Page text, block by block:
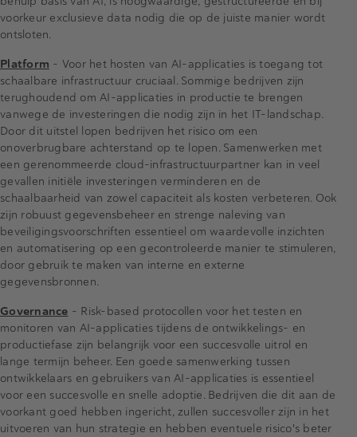
voorkeur exclusieve data nodig die op de juiste manier wordt
ontsloten.
Platform – Voor het hosten van AI-applicaties is toegang tot
schaalbare infrastructuur cruciaal. Sommige bedrijven zijn
terughoudend om AI-applicaties in productie te brengen
vanwege de investeringen die nodig zijn in het IT-landschap.
Door dit uitstel lopen bedrijven het risico om een
onoverbrugbare achterstand op te lopen. Samenwerken met
een gerenommeerde cloud-infrastructuurpartner kan in veel
gevallen initiële investeringen verminderen en de
schaalbaarheid van zowel capaciteit als kosten verbeteren. Ook
zijn robuust gegevensbeheer en strenge naleving van
beveiligingsvoorschriften essentieel om waardevolle inzichten
en automatisering op een gecontroleerde manier te stimuleren,
door gebruik te maken van interne en externe
gegevensbronnen.
Governance – Risk-based protocollen voor het testen en
monitoren van AI-applicaties tijdens de ontwikkelings- en
productiefase zijn belangrijk voor een succesvolle uitrol en
lange termijn beheer. Een goede samenwerking tussen
ontwikkelaars en gebruikers van AI-applicaties is essentieel
voor een succesvolle en snelle adoptie. Bedrijven die dit aan de
voorkant goed hebben ingericht, zullen succesvoller zijn in het
uitvoeren van hun strategie en hebben eventuele risico's beter